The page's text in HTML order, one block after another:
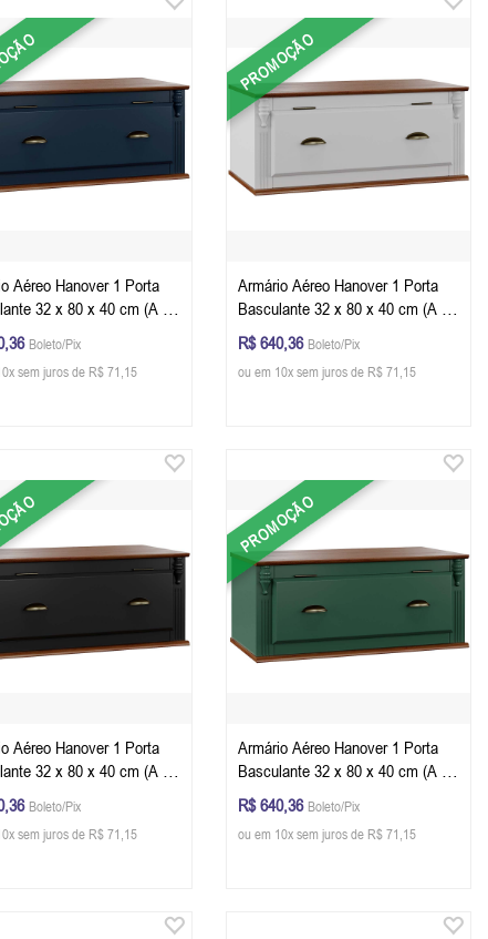
Aéreo Hanover 1 Porta
32 x 80 x 40 cm (A x
Cor Azul Petróleo - Imbuia
Boleto/Pix
sem juros de R$ 71,15
PROMOÇÃO
Armário Aéreo Hanover 1 Porta
Basculante 32 x 80 x 40 cm (A x
L x P) - Cor Branco - Imbuia
Glazer
R$ 640,36 Boleto/Pix
ou em 10x sem juros de R$ 71,15
Aéreo Hanover 1 Porta
32 x 80 x 40 cm (A x
Cor Preto - Imbuia Glazer
Boleto/Pix
sem juros de R$ 71,15
PROMOÇÃO
Armário Aéreo Hanover 1 Porta
Basculante 32 x 80 x 40 cm (A x
L x P) - Cor Verde Musgo - Imbuia
Glazer
R$ 640,36 Boleto/Pix
ou em 10x sem juros de R$ 71,15